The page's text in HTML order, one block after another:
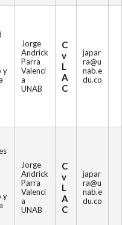
y
Jorge
Andrick
Parra
Valenci
a
UNAB
C
v
L
A
C
japar
ra@u
nab.e
du.co
y
Jorge
Andrick
Parra
Valenci
a
UNAB
C
v
L
A
C
japar
ra@u
nab.e
du.co